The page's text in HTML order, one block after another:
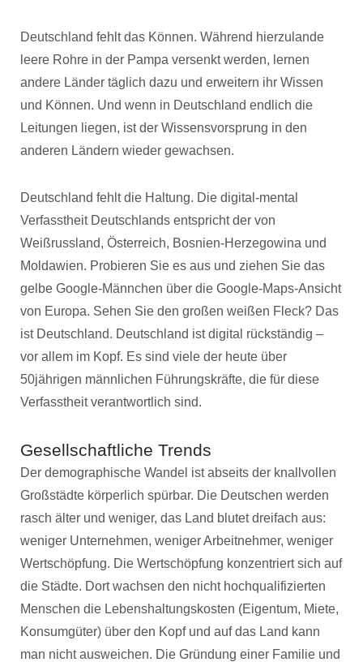
Deutschland fehlt das Können. Während hierzulande
leere Rohre in der Pampa versenkt werden, lernen
andere Länder täglich dazu und erweitern ihr Wissen
und Können. Und wenn in Deutschland endlich die
Leitungen liegen, ist der Wissensvorsprung in den
anderen Ländern wieder gewachsen.
Deutschland fehlt die Haltung. Die digital-mental
Verfasstheit Deutschlands entspricht der von
Weißrussland, Österreich, Bosnien-Herzegowina und
Moldawien. Probieren Sie es aus und ziehen Sie das
gelbe Google-Männchen über die Google-Maps-Ansicht
von Europa. Sehen Sie den großen weißen Fleck? Das
ist Deutschland. Deutschland ist digital rückständig –
vor allem im Kopf. Es sind viele der heute über
50jährigen männlichen Führungskräfte, die für diese
Verfasstheit verantwortlich sind.
Gesellschaftliche Trends
Der demographische Wandel ist abseits der knallvollen
Großstädte körperlich spürbar. Die Deutschen werden
rasch älter und weniger, das Land blutet dreifach aus:
weniger Unternehmen, weniger Arbeitnehmer, weniger
Wertschöpfung. Die Wertschöpfung konzentriert sich auf
die Städte. Dort wachsen den nicht hochqualifizierten
Menschen die Lebenshaltungskosten (Eigentum, Miete,
Konsumgüter) über den Kopf und auf das Land kann
man nicht ausweichen. Die Gründung einer Familie und